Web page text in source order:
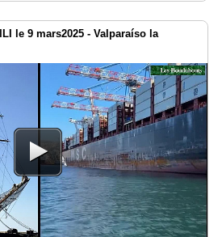
le 9 mars2025 - Valparaíso la